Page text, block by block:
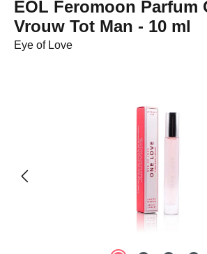
EOL Feromoon Parfum
Vrouw Tot Man - 10 ml
Eye of Love